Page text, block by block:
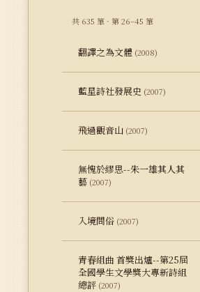
共 635 筆 · 第 26–45 筆
翻譯之為文體 (2008)
藍星詩社發展史 (2007)
飛過觀音山 (2007)
無愧於繆思--朱一雄其人其
藝 (2007)
入境問俗 (2007)
青春組曲 首獎出爐--第25屆
全國學生文學獎大專新詩組
總評 (2007)